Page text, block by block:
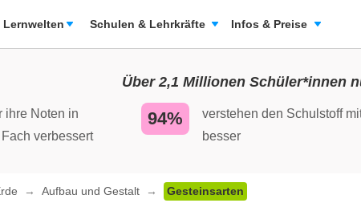
Lernwelten Schulen & Lehrkräfte Infos & Preise
Über 2,1 Millionen Schüler*innen
ihre Noten in
verbessert
94%
verstehen den Schulstoff
besser
Aufbau und Gestalt Gesteinsarten